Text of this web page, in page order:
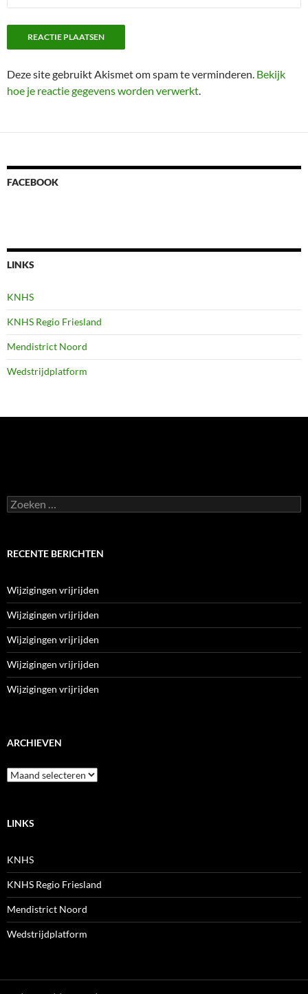
Deze site gebruikt Akismet om spam te verminderen. Bekijk
hoe je reactie gegevens worden verwerkt.
FACEBOOK
LINKS
KNHS
KNHS Regio Friesland
Mendistrict Noord
Wedstrijdplatform
Zoeken
naar:
RECENTE BERICHTEN
Wijzigingen vrijrijden
Wijzigingen vrijrijden
Wijzigingen vrijrijden
Wijzigingen vrijrijden
Wijzigingen vrijrijden
ARCHIEVEN
Archieven
LINKS
KNHS
KNHS Regio Friesland
Mendistrict Noord
Wedstrijdplatform